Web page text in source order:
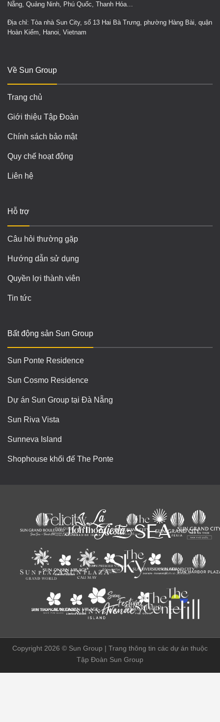
Nẵng, Quảng Ninh, Phú Quốc, Thanh Hóa…
Địa chỉ: Tòa nhà Sun City, số 13 Hai Bà Trưng, phường Hàng Bài, quận
Hoàn Kiếm, Hanoi, Vietnam
Về Sun Group
Trang chủ
Giới thiệu Tập Đoàn
Chính sách bảo mật
Quy chế hoạt động
Liên hệ
Hỗ trợ
Câu hỏi thường gặp
Hướng dẫn sử dụng
Quyền lợi thành viên
Tin tức
Bất động sản Sun Group
Sun Ponte Residence
Sun Cosmo Residence
Dự án Sun Group tại Đà Nẵng
Sun Riva Vista
Sunneva Island
Shophouse khối đế The Ponte
Copyright 2026 © Sun Group | Trang thông tin các dự án thuộc
Tập Đoàn Sun Group